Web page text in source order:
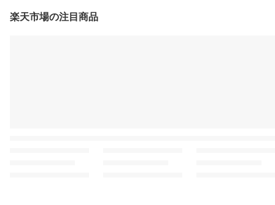
楽天市場の注目商品